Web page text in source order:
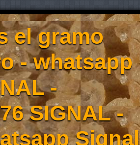
el gramo
- whatsapp
-
SIGNAL -
Signal